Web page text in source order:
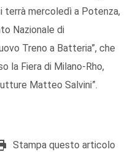
terrà mercoledì a Potenza,
Nazionale di
Treno a Batteria”, che
la Fiera di Milano-Rho,
Matteo Salvini”.
Stampa questo articolo